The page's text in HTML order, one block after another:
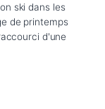
ski dans les
de printemps
d'une